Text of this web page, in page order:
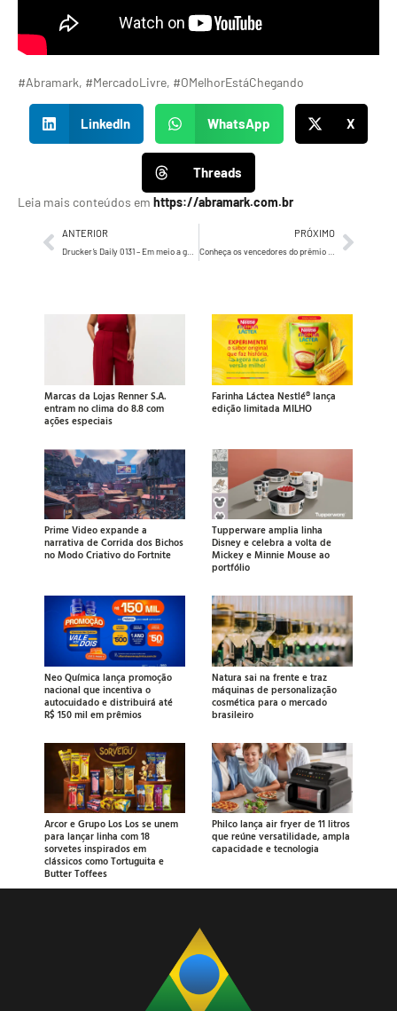
#Abramark, #MercadoLivre, #OMelhorEstáChegando
LinkedIn WhatsApp X
Threads
Leia mais conteúdos em https://abramark.com.br
ANTERIOR
Drucker’s Daily 0131 – Em meio a guerra, Bertha pede para o comandante tirar os soldados dali
PRÓXIMO
Conheça os vencedores do prêmio Caboré 2021
Marcas da Lojas Renner S.A.
entram no clima do 8.8 com
ações especiais
Farinha Láctea Nestlé® lança
edição limitada MILHO
Prime Video expande a
narrativa de Corrida dos Bichos
no Modo Criativo do Fortnite
Tupperware amplia linha
Disney e celebra a volta de
Mickey e Minnie Mouse ao
portfólio
Neo Química lança promoção
nacional que incentiva o
autocuidado e distribuirá até
R$ 150 mil em prêmios
Natura sai na frente e traz
máquinas de personalização
cosmética para o mercado
brasileiro
Arcor e Grupo Los Los se unem
para lançar linha com 18
sorvetes inspirados em
clássicos como Tortuguita e
Butter Toffees
Philco lança air fryer de 11 litros
que reúne versatilidade, ampla
capacidade e tecnologia